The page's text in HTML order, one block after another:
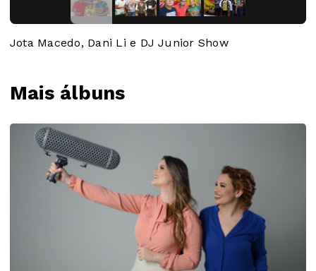
Mais álbuns
Jota Macedo, Dani Li e DJ Junior Show